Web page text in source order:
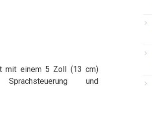
mit einem 5 Zoll (13 cm)
und